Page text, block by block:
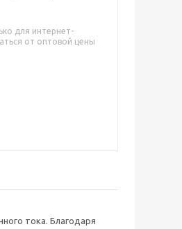
для интернет-
от оптовой цены
тока. Благодаря